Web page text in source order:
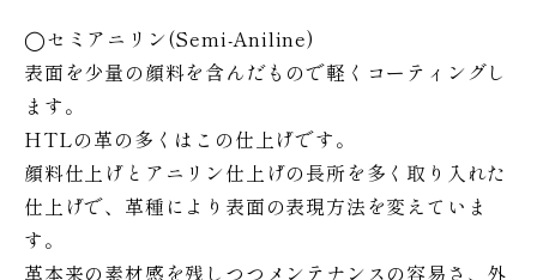
◯セミアニリン(Semi-Aniline)
表面を少量の顔料を含んだもので軽くコーティングし
ます。
HTLの革の多くはこの仕上げです。
顔料仕上げとアニリン仕上げの長所を多く取り入れた
仕上げで、革種により表面の表現方法を変えていま
す。
革本来の素材感を残しつつメンテナンスの容易さ、外